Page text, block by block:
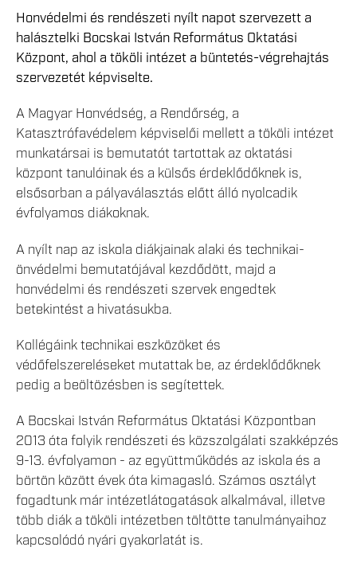
Honvédelmi és rendészeti nyílt napot szervezett a
halásztelki Bocskai István Református Oktatási
Központ, ahol a tököli intézet a büntetés-végrehajtás
szervezetét képviselte.
A Magyar Honvédség, a Rendőrség, a
Katasztrófavédelem képviselői mellett a tököli intézet
munkatársai is bemutatót tartottak az oktatási
központ tanulóinak és a külsős érdeklődőknek is,
elsősorban a pályaválasztás előtt álló nyolcadik
évfolyamos diákoknak.
A nyílt nap az iskola diákjainak alaki és technikai-
önvédelmi bemutatójával kezdődött, majd a
honvédelmi és rendészeti szervek engedtek
betekintést a hivatásukba.
Kollégáink technikai eszközöket és
védőfelszereléseket mutattak be, az érdeklődőknek
pedig a beöltözésben is segítettek.
A Bocskai István Református Oktatási Központban
2013 óta folyik rendészeti és közszolgálati szakképzés
9-13. évfolyamon - az együttműködés az iskola és a
börtön között évek óta kimagasló. Számos osztályt
fogadtunk már intézetlátogatások alkalmával, illetve
több diák a tököli intézetben töltötte tanulmányaihoz
kapcsolódó nyári gyakorlatát is.